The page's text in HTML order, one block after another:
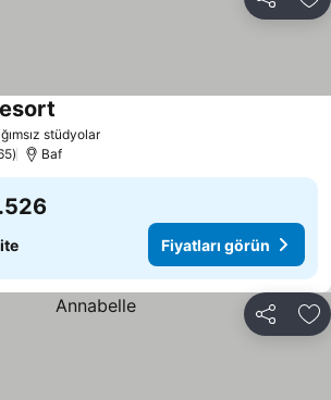
Paylaş
stüdyolarFiyatları görün
Baf
Fiyatları görün
Paylaş